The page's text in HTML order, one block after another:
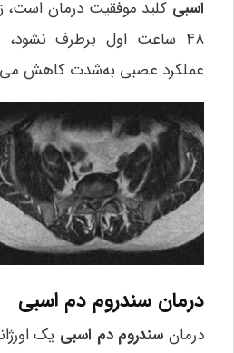
اسبی کلید موفقیت درمان است،
۴۸ ساعت اول برطرف
عملکرد عصبی به‌شدت کاهش
درمان سندروم دم اسبی
درمان سندروم دم اسبی یک